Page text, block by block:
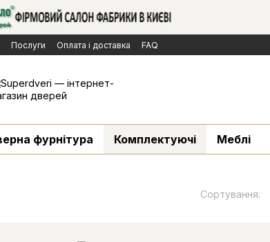
Послуги Оплата і доставка
FAQ
Новини
фурнітура Комплектуючі Меблі
Сортування: